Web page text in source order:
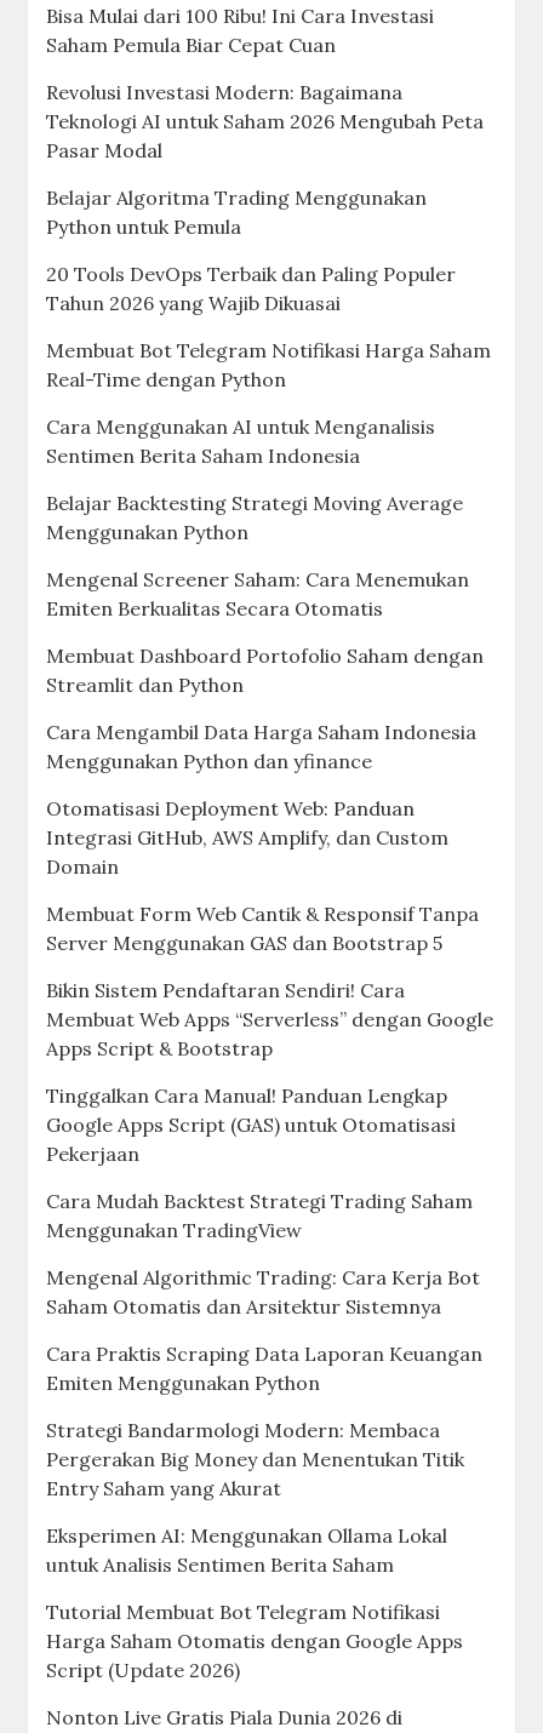
Bisa Mulai dari 100 Ribu! Ini Cara Investasi
Saham Pemula Biar Cepat Cuan
Revolusi Investasi Modern: Bagaimana
Teknologi AI untuk Saham 2026 Mengubah Peta
Pasar Modal
Belajar Algoritma Trading Menggunakan
Python untuk Pemula
20 Tools DevOps Terbaik dan Paling Populer
Tahun 2026 yang Wajib Dikuasai
Membuat Bot Telegram Notifikasi Harga Saham
Real-Time dengan Python
Cara Menggunakan AI untuk Menganalisis
Sentimen Berita Saham Indonesia
Belajar Backtesting Strategi Moving Average
Menggunakan Python
Mengenal Screener Saham: Cara Menemukan
Emiten Berkualitas Secara Otomatis
Membuat Dashboard Portofolio Saham dengan
Streamlit dan Python
Cara Mengambil Data Harga Saham Indonesia
Menggunakan Python dan yfinance
Otomatisasi Deployment Web: Panduan
Integrasi GitHub, AWS Amplify, dan Custom
Domain
Membuat Form Web Cantik & Responsif Tanpa
Server Menggunakan GAS dan Bootstrap 5
Bikin Sistem Pendaftaran Sendiri! Cara
Membuat Web Apps “Serverless” dengan Google
Apps Script & Bootstrap
Tinggalkan Cara Manual! Panduan Lengkap
Google Apps Script (GAS) untuk Otomatisasi
Pekerjaan
Cara Mudah Backtest Strategi Trading Saham
Menggunakan TradingView
Mengenal Algorithmic Trading: Cara Kerja Bot
Saham Otomatis dan Arsitektur Sistemnya
Cara Praktis Scraping Data Laporan Keuangan
Emiten Menggunakan Python
Strategi Bandarmologi Modern: Membaca
Pergerakan Big Money dan Menentukan Titik
Entry Saham yang Akurat
Eksperimen AI: Menggunakan Ollama Lokal
untuk Analisis Sentimen Berita Saham
Tutorial Membuat Bot Telegram Notifikasi
Harga Saham Otomatis dengan Google Apps
Script (Update 2026)
Nonton Live Gratis Piala Dunia 2026 di